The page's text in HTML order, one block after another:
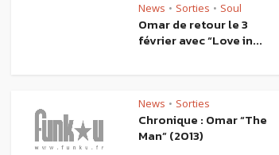
News • Sorties • Soul
Omar de retour le 3
février avec “Love in...
News • Sorties
Chronique : Omar “The
Man” (2013)